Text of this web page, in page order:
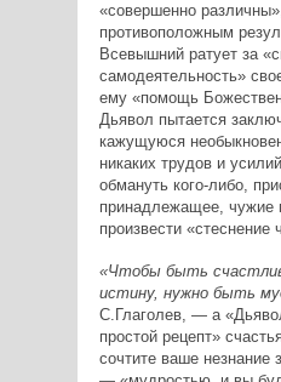
«совершенно
противоположным
Всевышний ратует за
самодеятельность»
ему «помощь
Дьявол пытается
кажущуюся
никаких трудов и
обмануть кого-либо,
принадлежащее, чужие
произвести
«Чтобы быть
истину, нужно быть
С.Глаголев, — а
простой рецепт»
сочтите ваше незнание